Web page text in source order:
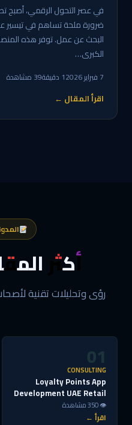
في عصر التحول الرقمي، أصبح
ضرورة ملحة تساهم في تيسير
البحث عن عمل. توفر هذه
الكبرى…
7 فبراير 2026 1 دقيقة 39 مشاهدة
اقرأ المقال ←
أكثر
رؤى وتحليلات تقنية
01
CONSULTING
Loyalty Points App
Development UAE Retail
👁 350 مشاهدة
اقرأ ←